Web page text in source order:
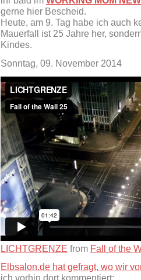
gerne hier Bescheid.
Heute, am 9. Tag habe ich auch
Mauerfall ist 25 Jahre her,
Kindes.
Sonntag, 09. November 2014
LICHTGRENZE from Fall of the
Elbsalon.de hat gefragt, wo wir